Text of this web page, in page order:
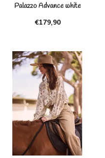
Palazzo Advance white
€179,90